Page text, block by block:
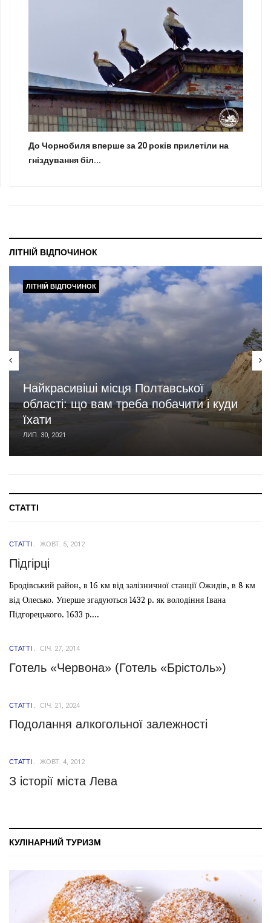
До Чорнобиля вперше за 20 років прилетіли на
гніздування біл...
ЛІТНІЙ ВІДПОЧИНОК
ЛІТНІЙ ВІДПОЧИНОК
Найкрасивіші місця Полтавської
області: що вам треба побачити і куди
їхати
ЛИП. 30, 2021
СТАТТІ
СТАТТІ ЖОВТ. 5, 2012
Підгірці
Бродівський район, в 16 км від залізничної станції Ожидів, в 8 км
від Олесько. Уперше згадуються 1432 р. як володіння Івана
Підгорецького. 1633 р....
СТАТТІ СІЧ. 27, 2014
Готель «Червона» (Готель «Брістоль»)
СТАТТІ СІЧ. 21, 2024
Подолання алкогольної залежності
СТАТТІ ЖОВТ. 4, 2012
З історії міста Лева
КУЛІНАРНИЙ ТУРИЗМ